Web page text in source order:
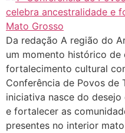
Da redação A região do
um momento histórico
fortalecimento cultural
Conferência de Povos de
iniciativa nasce do
e fortalecer as
presentes no interior